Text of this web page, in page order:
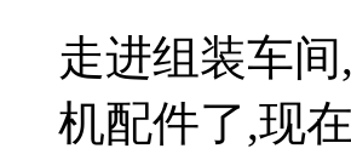
走进组装车
机配件了,现